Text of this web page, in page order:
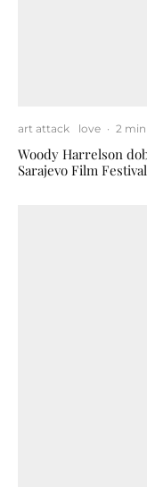
art attack love · 2
Woody Harrelson
Sarajevo Film